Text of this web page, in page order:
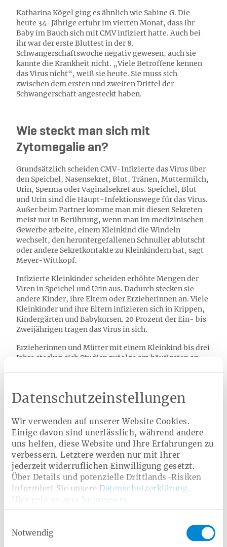
Datenschutzeinstellungen
Wir verwenden auf unserer Website Cookies.
Einige davon sind unerlässlich, während andere
uns helfen, diese Website und Ihre Erfahrungen zu
verbessern. Letztere werden nur mit Ihrer
jederzeit widerruflichen Einwilligung gesetzt.
Über Details und potenzielle Drittlands-Risiken
informiert Sie unsere Datenschutzerklärung.
Impressum
Notwendig
Katharina Kögel ging es ähnlich wie Sabine G. Die
heute 34-Jährige erfuhr im vierten Monat, dass ihr
Baby im Bauch sich mit CMV infiziert hatte. Auch bei
ihr war der erste Bluttest in der 8.
Schwangerschaftswoche negativ gewesen, auch sie
kannte die Krankheit nicht. „Viele Betroffene kennen
das Virus nicht“, weiß sie heute. Sie muss sich
zwischen dem ersten und zweiten Drittel der
Schwangerschaft angesteckt haben.
Wie steckt man sich mit
Zytomegalie an?
Grundsätzlich scheiden CMV-Infizierte das Virus über
den Speichel, Nasensekret, Blut, Tränen, Muttermilch,
Urin, Sperma oder Vaginalsekret aus. Speichel, Blut
und Urin sind die Haupt-Infektionswege für das Virus.
Außer beim Partner komme man mit diesen Sekreten
meist nur in Berührung, wenn man im medizinischen
Gewerbe arbeite, einem Kleinkind die Windeln
wechselt, den heruntergefallenen Schnuller ablutscht
oder andere Sekretkontakte zu Kleinkindern hat, sagt
Meyer-Wittkopf.
Infizierte Kleinkinder scheiden erhöhte Mengen der
Viren in Speichel und Urin aus. Dadurch stecken sie
andere Kinder, ihre Eltern oder Erzieherinnen an. Viele
Kleinkinder und ihre Eltern infizieren sich in Krippen,
Kindergärten und Babykursen. 20 Prozent der Ein- bis
Zweijährigen tragen das Virus in sich.
Erzieherinnen und Mütter mit einem Kleinkind bis drei
Jahre stecken sich Studien zufolge am häufigsten an.
bereits ein oder zwei Kinder hat und sich in der 3.
Schwangerschaft infiziert. Auch Katharina Kögel hatte
eine große Tochter im Kita-Alter.
Mitglied werden bei der Heimat Krankenkasse
Bequem wechseln & von Extras
profitieren!